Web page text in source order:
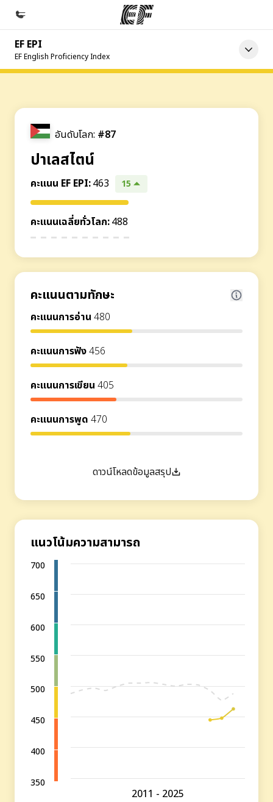
หน้าหลัก
ยินดีต้อนรับสู่ EF
ดูโปรแกรมทั้งหมด
ค้นหาสำนักงานที่ใกล้กับคุณ
เกี่ยวกับเรา
ร่วมงานกับเรา
EF EPI
EF English Proficiency Index
อันดับโลก: #87
ปาเลสไตน์
คะแนน EF EPI:463 15
คะแนนเฉลี่ยทั่วโลก:488
คะแนนตามทักษะ
คะแนนการอ่าน 480
คะแนนการฟัง456
คะแนนการเขียน 405
คะแนนการพูด 470
ดาวน์โหลดข้อมูลสรุป
แนวโน้มความสามารถ
700
650
600
550
500
450
400
350
2011 - 2025